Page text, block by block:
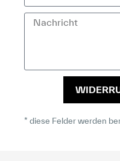
* diese Felder werden